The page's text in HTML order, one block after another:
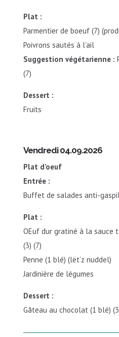
Plat :
Parmentier de boeuf (7)
Poivrons sautés à l’ail
Suggestion végétarienne :
(7)
Dessert :
Fruits
Vendredi 04.09.2026
Plat d’oeuf
Entrée :
Buffet de salades anti-
Plat :
OEuf dur gratiné à la sauce
(3) (7)
Penne (1 blé) (lët’z nuddel)
Jardinière de légumes
Dessert :
Gâteau au chocolat (1 blé)